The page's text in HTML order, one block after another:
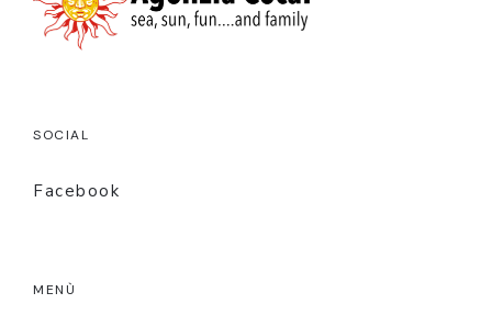
SOCIAL
Facebook
MENÙ